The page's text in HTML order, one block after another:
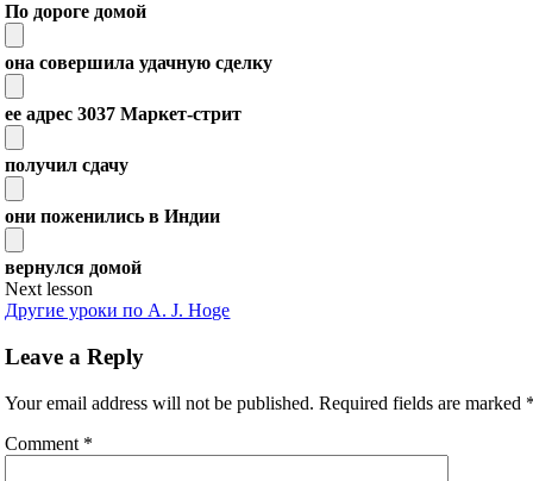
По дороге домой
она совершила удачную сделку
ее адрес 3037 Маркет-стрит
получил сдачу
они поженились в Индии
вернулся домой
Next lesson
Другие уроки по A. J. Hoge
Leave a Reply
Your email address will not be published. Required fields are marked
Comment *